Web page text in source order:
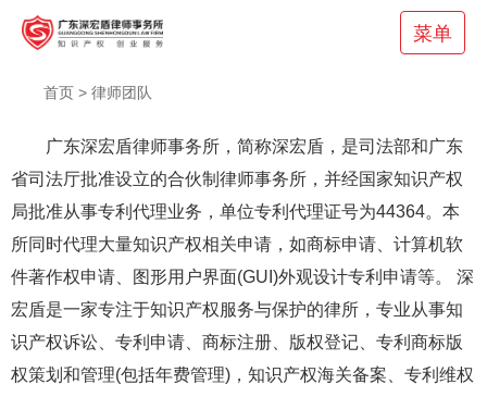
菜单
首页 > 律师团队
广东深宏盾律师事务所，简称深宏盾，是司法部和广东
省司法厅批准设立的合伙制律师事务所，并经国家知识产权
局批准从事专利代理业务，单位专利代理证号为44364。本
所同时代理大量知识产权相关申请，如商标申请、计算机软
件著作权申请、图形用户界面(GUI)外观设计专利申请等。 深
宏盾是一家专注于知识产权服务与保护的律所，专业从事知
识产权诉讼、专利申请、商标注册、版权登记、专利商标版
权策划和管理(包括年费管理)，知识产权海关备案、专利维权